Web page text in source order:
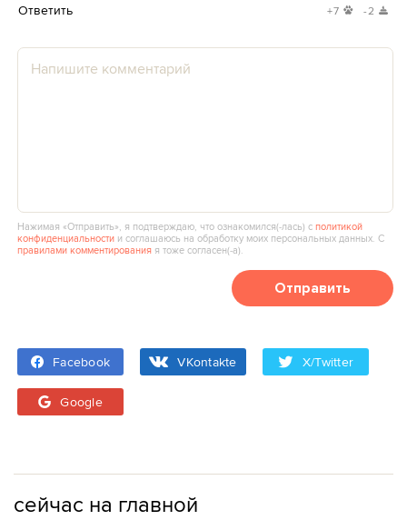
Ответить +7 -2
Нажимая «Отправить», я подтверждаю, что ознакомился(‑лась) сполитикой
конфиденциальности и соглашаюсь на обработку моих персональных данных. С
правилами комментирования я тоже согласен(‑а).
Отправить
Facebook VKontakte X/Twitter
Google
сейчас на главной